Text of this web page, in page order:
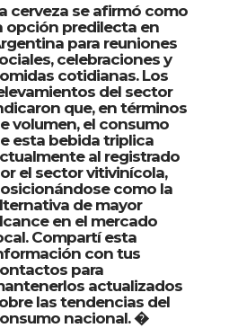
cerveza se afirmó como
opción predilecta en
para reuniones
celebraciones y
cotidianas. Los
del sector
que, en términos
volumen, el consumo
esta bebida triplica
al registrado
el sector vitivinícola,
como la
de mayor
en el mercado
Compartí esta
con tus
para
actualizados
las tendencias del
nacional. �